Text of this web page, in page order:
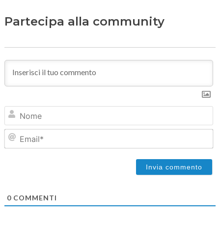
Partecipa alla community
0COMMENTI